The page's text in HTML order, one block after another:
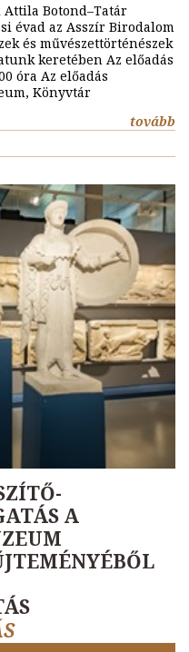
Botond–Tatár
évad az Asszír Birodalom
és művészettörténészek
keretében Az előadás
óra Az előadás
Könyvtár
tovább
A